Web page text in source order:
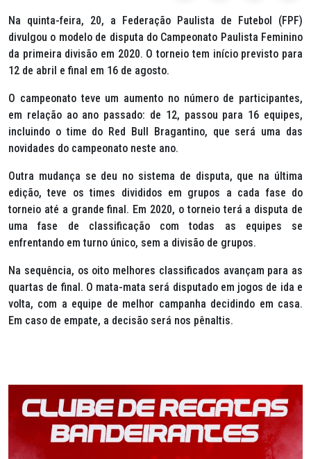
Na quinta-feira, 20, a Federação Paulista de Futebol (FPF)
divulgou o modelo de disputa do Campeonato Paulista Feminino
da primeira divisão em 2020. O torneio tem início previsto para
12 de abril e final em 16 de agosto.
O campeonato teve um aumento no número de participantes,
em relação ao ano passado: de 12, passou para 16 equipes,
incluindo o time do Red Bull Bragantino, que será uma das
novidades do campeonato neste ano.
Outra mudança se deu no sistema de disputa, que na última
edição, teve os times divididos em grupos a cada fase do
torneio até a grande final. Em 2020, o torneio terá a disputa de
uma fase de classificação com todas as equipes se
enfrentando em turno único, sem a divisão de grupos.
Na sequência, os oito melhores classificados avançam para as
quartas de final. O mata-mata será disputado em jogos de ida e
volta, com a equipe de melhor campanha decidindo em casa.
Em caso de empate, a decisão será nos pênaltis.